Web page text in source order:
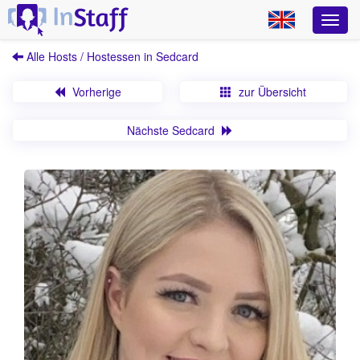
Alle Hosts / Hostessen in Sedcard
Vorherige zur Übersicht
Nächste Sedcard